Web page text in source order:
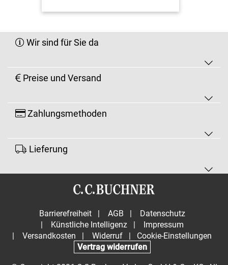
Wir sind für Sie da
Preise und Versand
Zahlungsmethoden
Lieferung
Barrierefreiheit | AGB |
Datenschutz
|
Künstliche Intelligenz |
Impressum
|
Versandkosten | Widerruf |
Cookie-Einstellungen
Vertrag widerrufen